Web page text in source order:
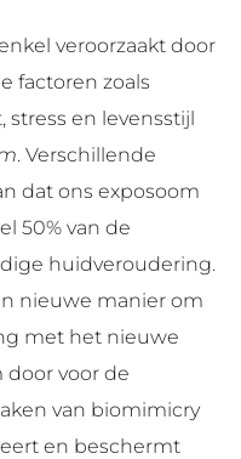
veroorzaakt door
factoren zoals
stress en levensstijl
. Verschillende
dat ons exposoom
50% van de
huidveroudering.
nieuwe manier om
met het nieuwe
door voor de
van biomimicry
en beschermt